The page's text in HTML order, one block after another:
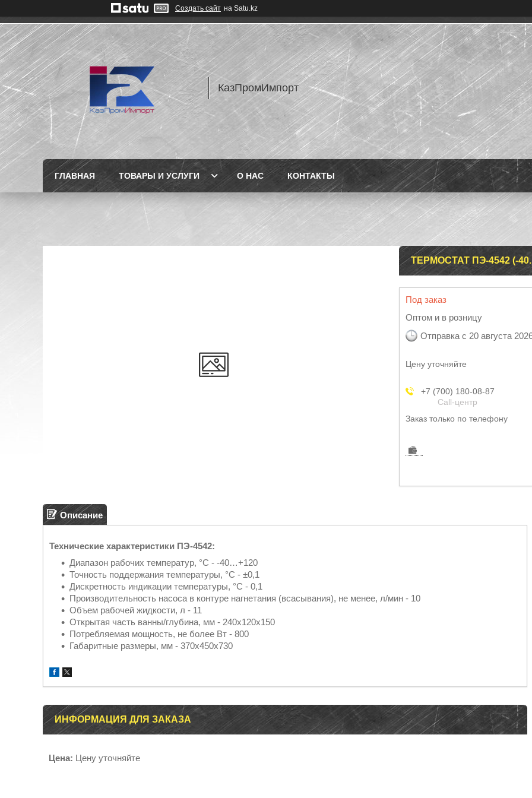
Создать сайт на Satu.kz
КазПромИмпорт
ГЛАВНАЯ ТОВАРЫ И УСЛУГИ О НАС КОНТАКТЫ
ТЕРМОСТАТ ПЭ-4542 (-
Под заказ
Оптом и в розницу
Отправка с 20 августа
Цену уточняйте
+7 (700) 180-08-87
Call-центр
Заказ только по телефону
Описание
Технические характеристики ПЭ-4542:
Диапазон рабочих температур, °С - -40…+120
Точность поддержания температуры, °С - ±0,1
Дискретность индикации температуры, °С - 0,1
Производительность насоса в контуре нагнетания (всасывания), не менее, л/мин - 10
Объем рабочей жидкости, л - 11
Открытая часть ванны/глубина, мм - 240x120x150
Потребляемая мощность, не более Вт - 800
Габаритные размеры, мм - 370х450х730
ИНФОРМАЦИЯ ДЛЯ ЗАКАЗА
Цена: Цену уточняйте